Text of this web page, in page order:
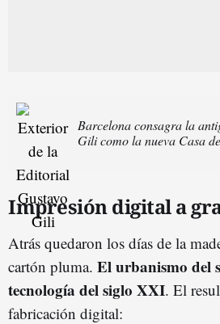
Barcelona consagra la
Gili como la nueva Casa
Impresión digital a
Atrás quedaron los días de la
cartón pluma. El urbanismo del
tecnología del siglo XXI. El
fabricación digital: